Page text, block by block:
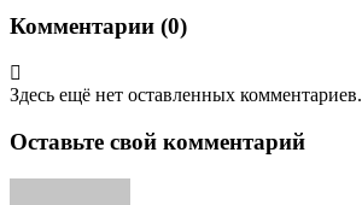
Комментарии (0)
Здесь ещё нет оставленных комментариев.
Оставьте свой комментарий